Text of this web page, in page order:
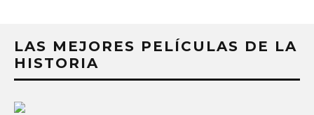
LAS MEJORES PELÍCULAS DE LA
HISTORIA